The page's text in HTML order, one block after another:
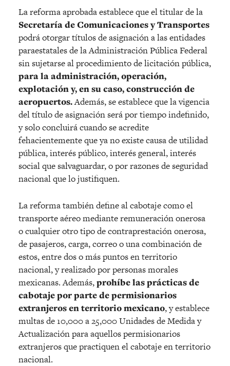
La reforma aprobada establece que el titular de la
Secretaría de Comunicaciones y Transportes
podrá otorgar títulos de asignación a las entidades
paraestatales de la Administración Pública Federal
sin sujetarse al procedimiento de licitación pública,
para la administración, operación,
explotación y, en su caso, construcción de
aeropuertos.Además, se establece que la vigencia
del título de asignación será por tiempo indefinido,
y solo concluirá cuando se acredite
fehacientemente que ya no existe causa de utilidad
pública, interés público, interés general, interés
social que salvaguardar, o por razones de seguridad
nacional que lo justifiquen.
La reforma también define al cabotaje como el
transporte aéreo mediante remuneración onerosa
o cualquier otro tipo de contraprestación onerosa,
de pasajeros, carga, correo o una combinación de
estos, entre dos o más puntos en territorio
nacional, y realizado por personas morales
mexicanas. Además,prohíbe las prácticas de
cabotaje por parte de permisionarios
extranjeros en territorio mexicano, y establece
multas de 10,000 a 25,000 Unidades de Medida y
Actualización para aquellos permisionarios
extranjeros que practiquen el cabotaje en territorio
nacional.